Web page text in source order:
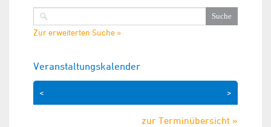
Zur erweiterten Suche »
Veranstaltungskalender
>
<
zur Terminübersicht »